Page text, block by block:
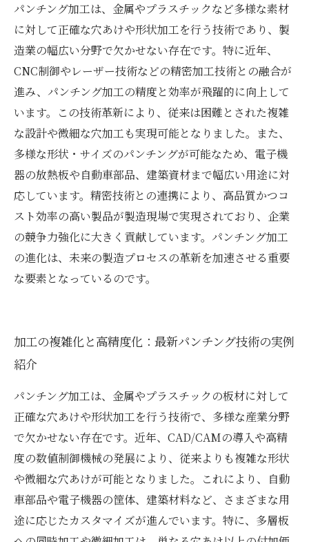
パンチング加工は、金属やプラスチックなど多様な素材
に対して正確な穴あけや形状加工を行う技術であり、製
造業の幅広い分野で欠かせない存在です。特に近年、
CNC制御やレーザー技術などの精密加工技術との融合が
進み、パンチング加工の精度と効率が飛躍的に向上して
います。この技術革新により、従来は困難とされた複雑
な設計や微細な穴加工も実現可能となりました。また、
多様な形状・サイズのパンチングが可能なため、電子機
器の放熱板や自動車部品、建築資材まで幅広い用途に対
応しています。精密技術との連携により、高品質かつコ
スト効率の高い製品が製造現場で実現されており、企業
の競争力強化に大きく貢献しています。パンチング加工
の進化は、未来の製造プロセスの革新を加速させる重要
な要素となっているのです。
加工の複雑化と高精度化：最新パンチング技術の実例
紹介
パンチング加工は、金属やプラスチックの板材に対して
正確な穴あけや形状加工を行う技術で、多様な産業分野
で欠かせない存在です。近年、CAD/CAMの導入や高精
度の数値制御機械の発展により、従来よりも複雑な形状
や微細な穴あけが可能となりました。これにより、自動
車部品や電子機器の筐体、建築材料など、さまざまな用
途に応じたカスタマイズが進んでいます。特に、多層板